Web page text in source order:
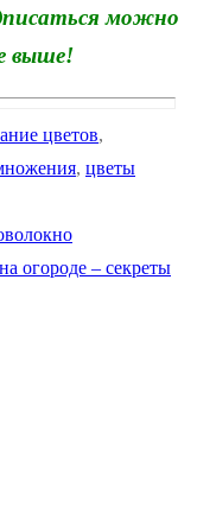
можно
выше!
цветов,
, цветы
огороде – секреты